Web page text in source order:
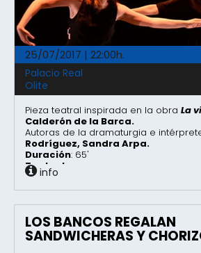
25/07/2017 | 22:00h.
Palacio Real
Olite
Pieza teatral inspirada en la obra La
Calderón de la Barca.
Autoras de la dramaturgia e
Rodríguez, Sandra Arpa.
Duración: 65'
Teatro Inverso.
info
LOS BANCOS REGALAN
SANDWICHERAS Y